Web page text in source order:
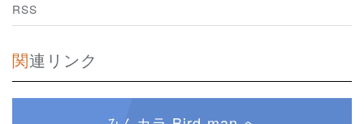
RSS
関連リンク